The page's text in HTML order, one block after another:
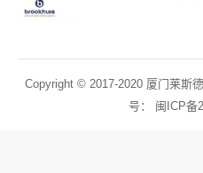
Copyright © 2017-2020 厦门莱斯
号： 闽ICP备